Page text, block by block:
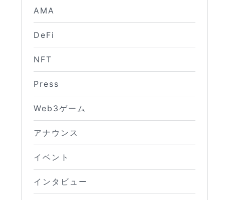
AMA
DeFi
NFT
Press
Web3ゲーム
アナウンス
イベント
インタビュー